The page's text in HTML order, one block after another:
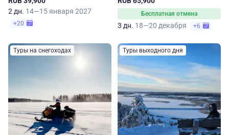
2 дн. 14—15 января 2027
+20
Бесплатная отмена
3 дн. 18—20 декабря +6
Туры на снегоходах Туры выходного дня